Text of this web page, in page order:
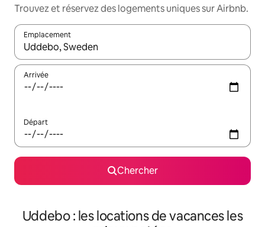
Trouvez et réservez des logements uniques sur Airbnb.
Emplacement
Quand les résultats sont affichés, parcourez-les en utilisant
Arrivée
Départ
Chercher
Uddebo : les locations de vacances les